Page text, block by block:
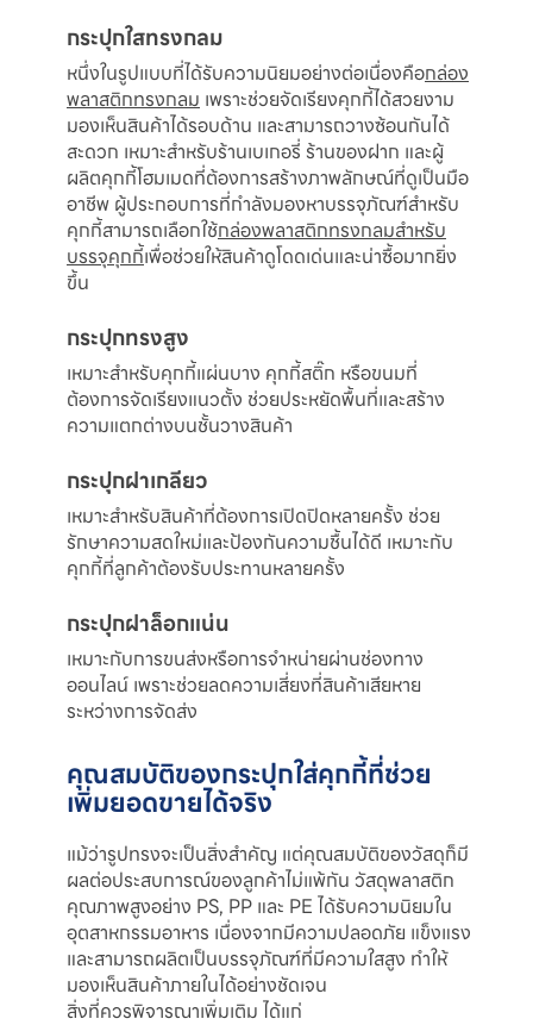
กระปุกใสทรงกลม
หนึ่งในรูปแบบที่ได้รับความนิยมอย่างต่อเนื่องคือกล่อง
พลาสติกทรงกลม เพราะช่วยจัดเรียงคุกกี้ได้สวยงาม
มองเห็นสินค้าได้รอบด้าน และสามารถวางซ้อนกันได้
สะดวก เหมาะสำหรับร้านเบเกอรี่ ร้านของฝาก และผู้
ผลิตคุกกี้โฮมเมดที่ต้องการสร้างภาพลักษณ์ที่ดูเป็นมือ
อาชีพ ผู้ประกอบการที่กำลังมองหาบรรจุภัณฑ์สำหรับ
คุกกี้สามารถเลือกใช้กล่องพลาสติกทรงกลมสำหรับ
บรรจุคุกกี้เพื่อช่วยให้สินค้าดูโดดเด่นและน่าซื้อมากยิ่ง
ขึ้น
กระปุกทรงสูง
เหมาะสำหรับคุกกี้แผ่นบาง คุกกี้สติ๊ก หรือขนมที่
ต้องการจัดเรียงแนวตั้ง ช่วยประหยัดพื้นที่และสร้าง
ความแตกต่างบนชั้นวางสินค้า
กระปุกฝาเกลียว
เหมาะสำหรับสินค้าที่ต้องการเปิดปิดหลายครั้ง ช่วย
รักษาความสดใหม่และป้องกันความชื้นได้ดี เหมาะกับ
คุกกี้ที่ลูกค้าต้องรับประทานหลายครั้ง
กระปุกฝาล็อกแน่น
เหมาะกับการขนส่งหรือการจำหน่ายผ่านช่องทาง
ออนไลน์ เพราะช่วยลดความเสี่ยงที่สินค้าเสียหาย
ระหว่างการจัดส่ง
คุณสมบัติของกระปุกใส่คุกกี้ที่ช่วย
เพิ่มยอดขายได้จริง
แม้ว่ารูปทรงจะเป็นสิ่งสำคัญ แต่คุณสมบัติของวัสดุก็มี
ผลต่อประสบการณ์ของลูกค้าไม่แพ้กัน วัสดุพลาสติก
คุณภาพสูงอย่าง PS, PP และ PE ได้รับความนิยมใน
อุตสาหกรรมอาหาร เนื่องจากมีความปลอดภัย แข็งแรง
และสามารถผลิตเป็นบรรจุภัณฑ์ที่มีความใสสูง ทำให้
มองเห็นสินค้าภายในได้อย่างชัดเจน
สิ่งที่ควรพิจารณาเพิ่มเติม ได้แก่